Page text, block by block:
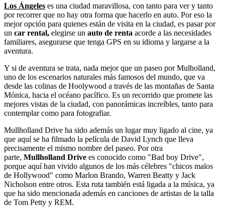
Los Ángeles es una ciudad maravillosa, con tanto para ver y tanto
por recorrer que no hay otra forma que hacerlo en auto. Por eso la
mejor opción para quienes están de visita en la ciudad, es pasar por
un car rental, elegirse un auto de renta acorde a las necesidades
familiares, asegurarse que tenga GPS en su idioma y largarse a la
aventura.
Y si de aventura se trata, nada mejor que un paseo por Mulholland,
uno de los escenarios naturales más famosos del mundo, que va
desde las colinas de Hoolywood a través de las montañas de Santa
Mónica, hacia el océano pacífico. Es un recorrido que promete las
mejores vistas de la ciudad, con panorámicas increíbles, tanto para
contemplar como para fotografiar.
Mullholland Drive ha sido además un lugar muy ligado al cine, ya
que aquí se ha filmado la película de David Lynch que lleva
precisamente el mismo nombre del paseo. Por otra
parte, Mullholland Drive es conocido como "Bad boy Drive",
porque aquí han vivido algunos de los más célebres "chicos malos
de Hollywood" como Marlon Brando, Warren Beatty y Jack
Nicholson entre otros. Esta ruta también está ligada a la música, ya
que ha sido mencionada además en canciones de artistas de la talla
de Tom Petty y REM.